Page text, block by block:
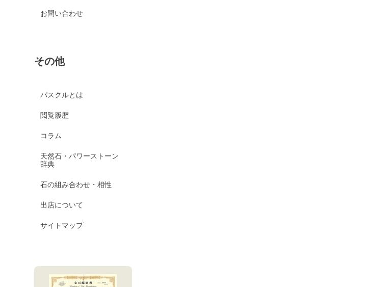
お問い合わせ
その他
パスクルとは
閲覧履歴
コラム
天然石・パワーストーン
辞典
石の組み合わせ・相性
出店について
サイトマップ